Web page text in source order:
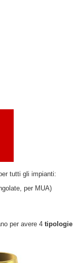
tutti gli impianti:
per MUA)
per avere 4 tipologie